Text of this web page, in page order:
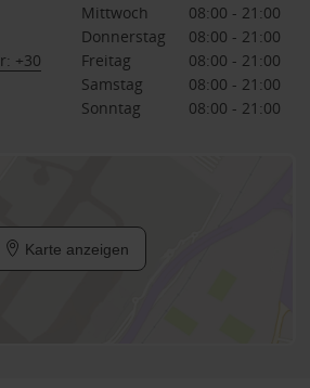
+30
Mittwoch
08:00 - 21:00
Donnerstag
08:00 - 21:00
Freitag
08:00 - 21:00
Samstag
08:00 - 21:00
Sonntag
08:00 - 21:00
Karte anzeigen